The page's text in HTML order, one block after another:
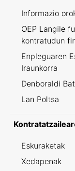
Informazio
OEP Langile
kontratudun
Enpleguaren
Iraunkorra
Denboraldi
Lan Poltsa
Eskuraketak
Xedapenak